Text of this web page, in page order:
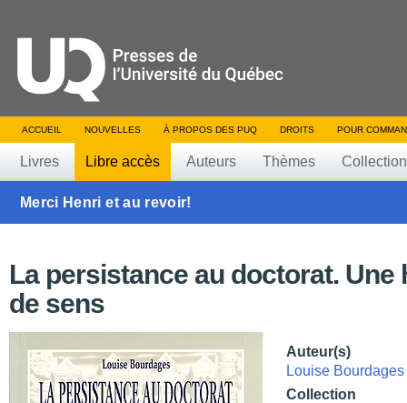
ACCUEIL NOUVELLES À PROPOS DES PUQ DROITS POUR
Livres Libre accès Auteurs Thèmes
Merci Henri et au revoir!
La persistance au doctorat. Une
de sens
Auteur(s)
Louise Bourdages
Collection